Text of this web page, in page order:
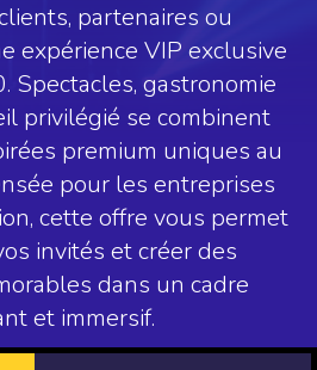
partenaires ou
expérience VIP exclusive
Spectacles, gastronomie
privilégié se combinent
premium uniques au
pour les entreprises
cette offre vous permet
invités et créer des
dans un cadre
et immersif.